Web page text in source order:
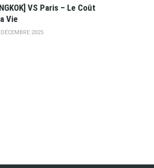
VS Paris – Le Coût
Vie
2025